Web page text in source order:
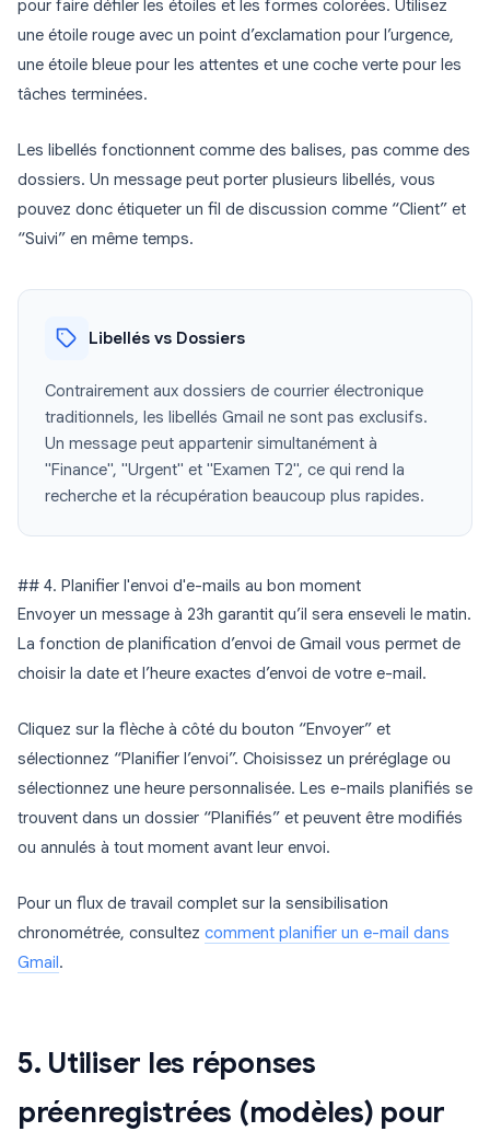
pour faire défiler les étoiles et les formes colorées. Utilisez
une étoile rouge avec un point d’exclamation pour l’urgence,
une étoile bleue pour les attentes et une coche verte pour les
tâches terminées.
Les libellés fonctionnent comme des balises, pas comme des
dossiers. Un message peut porter plusieurs libellés, vous
pouvez donc étiqueter un fil de discussion comme “Client” et
“Suivi” en même temps.
Libellés vs Dossiers
Contrairement aux dossiers de courrier électronique
traditionnels, les libellés Gmail ne sont pas exclusifs.
Un message peut appartenir simultanément à
"Finance", "Urgent" et "Examen T2", ce qui rend la
recherche et la récupération beaucoup plus rapides.
## 4. Planifier l'envoi d'e-mails au bon moment
Envoyer un message à 23h garantit qu’il sera enseveli le matin.
La fonction de planification d’envoi de Gmail vous permet de
choisir la date et l’heure exactes d’envoi de votre e-mail.
Cliquez sur la flèche à côté du bouton “Envoyer” et
sélectionnez “Planifier l’envoi”. Choisissez un préréglage ou
sélectionnez une heure personnalisée. Les e-mails planifiés se
trouvent dans un dossier “Planifiés” et peuvent être modifiés
ou annulés à tout moment avant leur envoi.
Pour un flux de travail complet sur la sensibilisation
chronométrée, consultez comment planifier un e-mail dans
Gmail .
5. Utiliser les réponses
préenregistrées (modèles) pour